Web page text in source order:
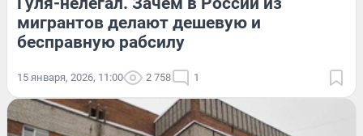
мигрантов делают дешевую и
бесправную рабсилу
15 января, 2026, 11:00 2 758 1